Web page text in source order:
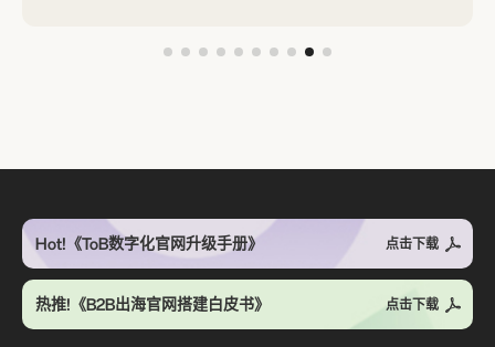
Hot!《ToB数字化官网升级手册》 点击下载
热推!《B2B出海官网搭建白皮书》 点击下载